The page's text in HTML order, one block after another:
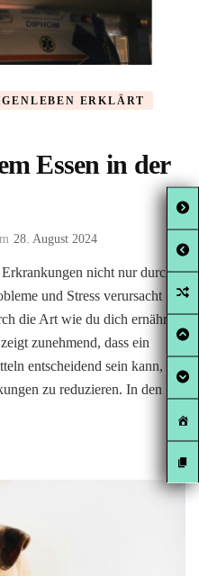
ERKLÄRT
Essen in der
28. August 2024
nicht nur durch
und Stress verursacht
die Art wie du dich ernährst
zunehmend, dass ein
entscheidend sein kann, um
zu reduzieren. In den